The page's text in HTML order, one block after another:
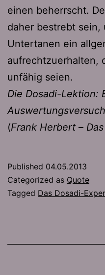
einen beherrscht.
daher bestrebt sein,
Untertanen ein
aufrechtzuerhalten,
unfähig seien.
Die Dosadi-Lektion:
(Frank Herbert –
Published 04.05.2013
Categorized as Quote
Tagged Das Dosadi-